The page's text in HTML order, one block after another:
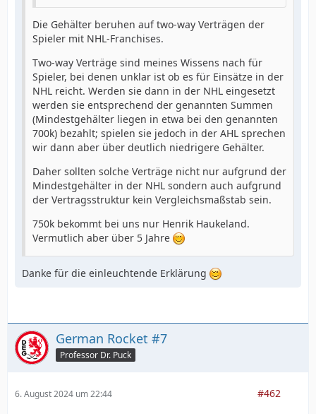
Die Gehälter beruhen auf two-way Verträgen der
Spieler mit NHL-Franchises.
Two-way Verträge sind meines Wissens nach für
Spieler, bei denen unklar ist ob es für Einsätze in der
NHL reicht. Werden sie dann in der NHL eingesetzt
werden sie entsprechend der genannten Summen
(Mindestgehälter liegen in etwa bei den genannten
700k) bezahlt; spielen sie jedoch in der AHL sprechen
wir dann aber über deutlich niedrigere Gehälter.
Daher sollten solche Verträge nicht nur aufgrund der
Mindestgehälter in der NHL sondern auch aufgrund
der Vertragsstruktur kein Vergleichsmaßstab sein.
750k bekommt bei uns nur Henrik Haukeland.
Vermutlich aber über 5 Jahre
Danke für die einleuchtende Erklärung
German Rocket #7
Professor Dr. Puck
6. August 2024 um 22:44 #462